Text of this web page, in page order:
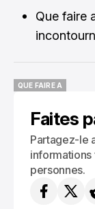
Que faire
QUE FAIRE A
Faites
Partagez-le
informations
personnes.